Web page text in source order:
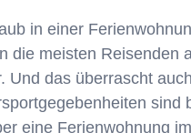
in einer
die meisten Reisenden
Und das überrascht
sind
eine Ferienwohnung